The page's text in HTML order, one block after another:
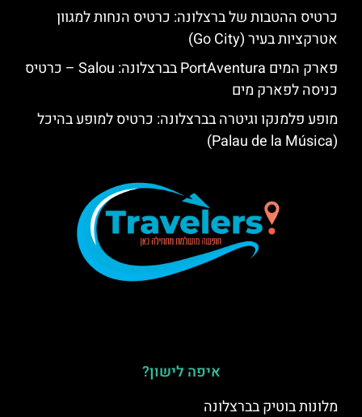
כרטיס ההטבות של ברצלונה: כרטיס הנחות למגוון
אטרקציות בעיר (Go City)
פארק המים PortAventura בברצלונה: Salou – כרטיס
כניסה לפארק מים
מופע פלמנקו וגיטרה בברצלונה: כרטיס למופע בהיכל
(Palau de la Música)
איפה לישון?
מלונות בוטיק בברצלונה